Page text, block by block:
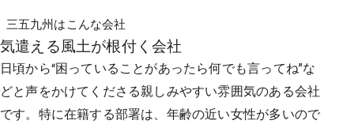
三五九州はこんな会社
気遣える風土が根付く会社
日頃から“困っていることがあったら何でも言ってね”な
どと声をかけてくださる親しみやすい雰囲気のある会社
です。特に在籍する部署は、年齢の近い女性が多いので